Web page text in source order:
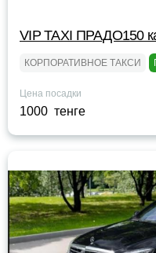
VIP TAXI ПРАДО150
КОРПОРАТИВНОЕ ТАКСИ
Цена посадки
1000 тенге